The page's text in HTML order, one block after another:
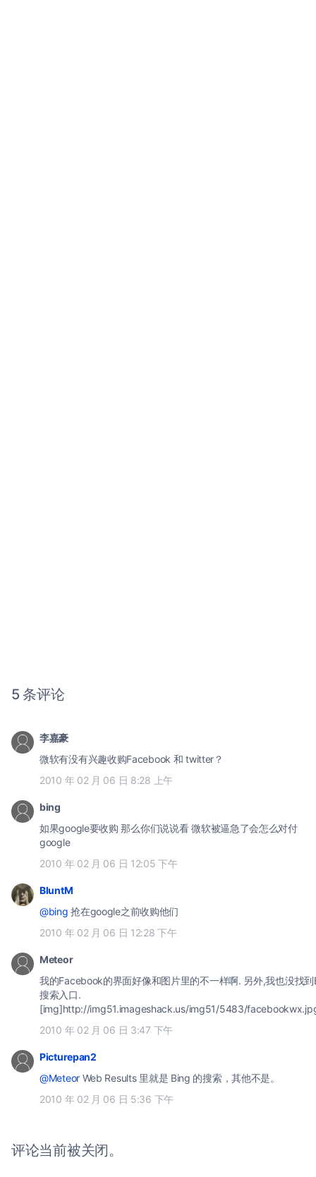
5 条评论
李嘉豪
微软有没有兴趣收购Facebook 和 twitter？
2010 年 02 月 06 日 8:28 上午
bing
如果google要收购 那么你们说说看 微软被逼急了会怎么对付
google
2010 年 02 月 06 日 12:05 下午
BluntM
@bing 抢在google之前收购他们
2010 年 02 月 06 日 12:28 下午
Meteor
我的Facebook的界面好像和图片里的不一样啊. 另外,我也没找
搜索入口.
[img]http://img51.imageshack.us/img51/5483/
2010 年 02 月 06 日 3:47 下午
Picturepan2
@MeteorWeb Results 里就是 Bing 的搜索，其他不是。
2010 年 02 月 06 日 5:36 下午
评论当前被关闭。